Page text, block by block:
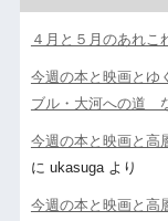
４月と５月のあれこ
今週の本と映画とゆ
ブル・大河への道
今週の本と映画と高
に ukasugaより
今週の本と映画と高